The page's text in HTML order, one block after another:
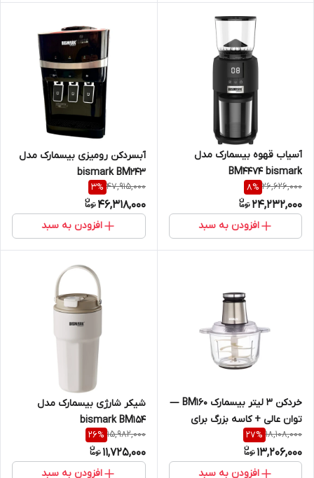
آسیاب قهوه بیسمارک مدل
BM4474 bismark
26,626,000
8%
24,232,000
افزودن به سبد
آبسردکن رومیزی بیسمارک مدل
bismark BM243
47,915,000
3%
46,318,000
افزودن به سبد
خردکن ۳ لیتر بیسمارک BM160 —
توان عالی + کاسه بزرگ برای
MaxChop
18,108,000
27%
13,206,000
افزودن به سبد
شیکر شارژی بیسمارک مدل
bismark BM154
15,982,000
26%
11,725,000
افزودن به سبد